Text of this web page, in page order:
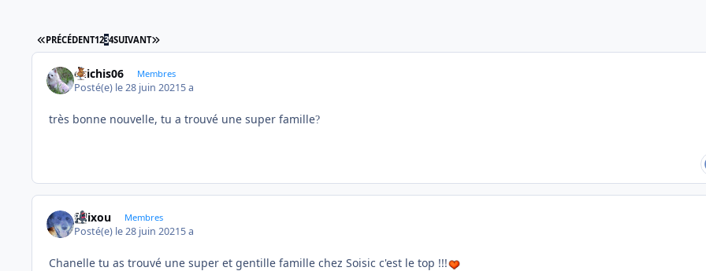
PREMIÈRE PAGE
PRÉCÉDENT1234SUIVANT DERNIÈRE PAGE
chichis06 Membres
Posté(e) le 28 juin 20215 a
très bonne nouvelle, tu a trouvé une super famille?
felixou Membres
Posté(e) le 28 juin 20215 a
Chanelle tu as trouvé une super et gentille famille chez Soisic c'est le top !!!